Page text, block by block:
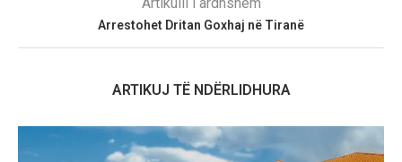
Arrestohet Dritan Goxhaj në Tiranë
ARTIKUJ TË NDËRLIDHURA